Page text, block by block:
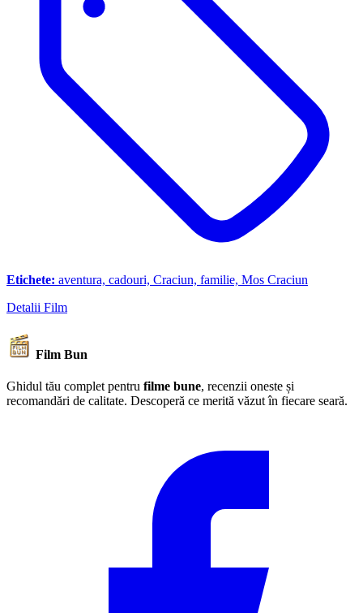
Etichete: aventura, cadouri, Craciun, familie, Mos Craciun
Detalii Film
Film Bun
Ghidul tău complet pentru filme bune, recenzii oneste și
recomandări de calitate. Descoperă ce merită văzut în fiecare seară.